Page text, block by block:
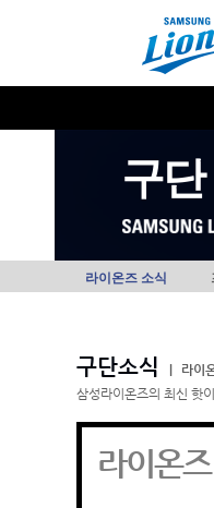
구단
라이온즈 소식
구단소식
라이
삼성라이온즈의 최신 핫
라이온